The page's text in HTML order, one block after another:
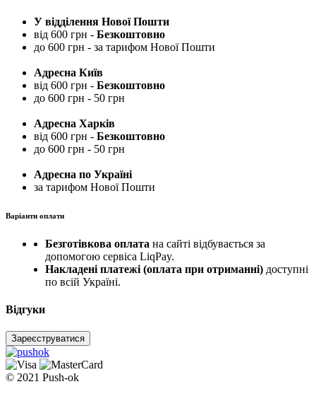
У відділення Нової Пошти
від 600 грн - Безкоштовно
до 600 грн - за тарифом Нової Пошти
Адресна Київ
від 600 грн - Безкоштовно
до 600 грн - 50 грн
Адресна Харків
від 600 грн - Безкоштовно
до 600 грн - 50 грн
Адресна по Україні
за тарифом Нової Пошти
Варіанти оплати
Безготівкова оплата на сайті відбувається за
допомогою сервіса LiqPay.
Накладені платежі (оплата при отриманні) доступні
по всій Україні.
Відгуки
Зареєструватися
© 2021 Push-ok